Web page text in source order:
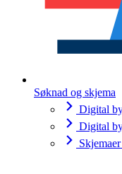
Søknad og skjema
Digital
Digital